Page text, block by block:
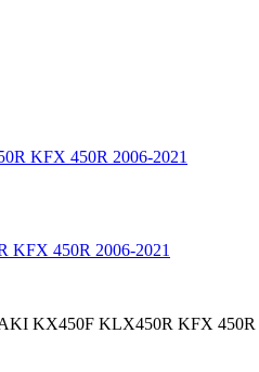
KFX 450R 2006-2021
KX450F KLX450R KFX 450R